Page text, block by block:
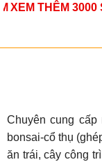
XEM THÊM 3000
Chuyên cung
bonsai-cổ thụ
ăn trái, cây công